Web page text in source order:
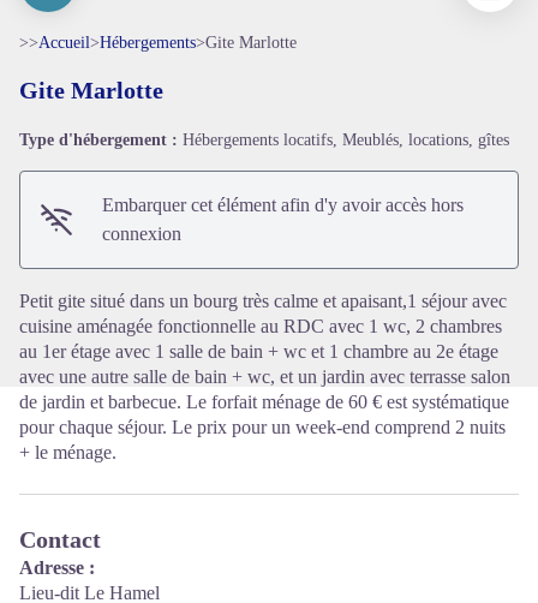
Voir l'image en plein écran
>>Accueil>Hébergements>Gite Marlotte
Gite Marlotte
Type d'hébergement : Hébergements locatifs, Meublés, locations, gîtes
Embarquer cet élément afin d'y avoir accès hors
connexion
Petit gite situé dans un bourg très calme et apaisant,1 séjour avec
cuisine aménagée fonctionnelle au RDC avec 1 wc, 2 chambres
au 1er étage avec 1 salle de bain + wc et 1 chambre au 2e étage
avec une autre salle de bain + wc, et un jardin avec terrasse salon
de jardin et barbecue. Le forfait ménage de 60 € est systématique
pour chaque séjour. Le prix pour un week-end comprend 2 nuits
+ le ménage.
Contact
Adresse :
Lieu-dit Le Hamel